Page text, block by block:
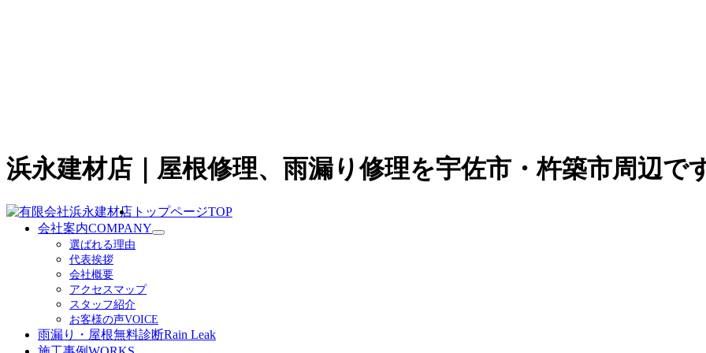
浜永建材店｜屋根修理、雨漏り修理を宇佐市・杵築市周辺で
トップページTOP
会社案内COMPANY
サ
を
展
選ばれる理由
代表挨拶
会社概要
アクセスマップ
スタッフ紹介
お客様の声VOICE
雨漏り・屋根無料診断Rain Leak